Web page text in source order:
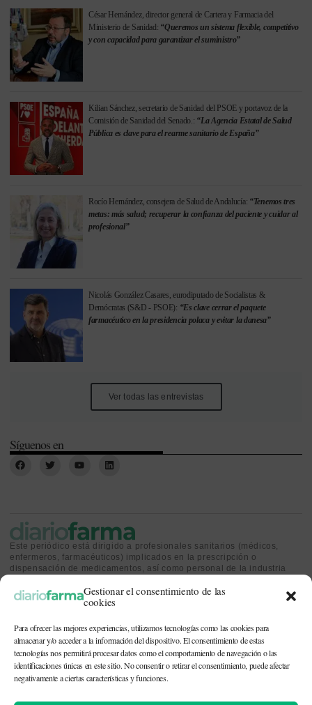
Gestionar el consentimiento de las
cookies
Para ofrecer las mejores experiencias, utilizamos tecnologías como las cookies para
almacenar y/o acceder a la información del dispositivo. El consentimiento de estas
tecnologías nos permitirá procesar datos como el comportamiento de navegación o las
identificaciones únicas en este sitio. No consentir o retirar el consentimiento, puede afectar
negativamente a ciertas características y funciones.
César Hernández, director general de Cartera y Farmacia del
Ministerio de Sanidad: “Queremos un sistema flexible, competitivo
y con capacidad para garantizar el suministro”
Kilian Sánchez, secretario de Sanidad del PSOE y portavoz de la
Comisión de Sanidad del Senado.: “La Agencia Estatal de Salud
Pública es clave para el rearme sanitario de España”
Rocío Hernández, consejera de Salud de Andalucía: “Tenemos tres
metas: más salud; recuperar la confianza del paciente y cuidar al
profesional”
Nicolás González Casares, eurodiputado de Socialistas &
Demócratas (S&D - PSOE): “Es clave cerrar el paquete
farmacéutico en la presidencia polaca y evitar la danesa”
Ver todas las entrevistas
Síguenos en
Este periódico está dirigido a profesionales sanitarios (médicos,
enfermeros, farmacéuticos) implicados en la prescripción o
dispensación de medicamentos, así como personal de la industria
sanitaria.
CONTACTO Y QUIÉNES SOMOS|POLÍTICA DE COOKIES|POLÍTICA DE